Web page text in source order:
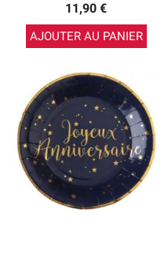
11,90 €
AJOUTER AU PANIER